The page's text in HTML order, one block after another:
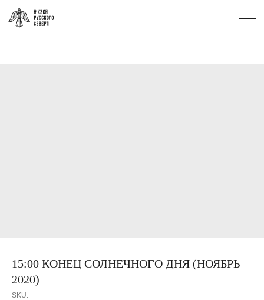
15:00 КОНЕЦ СОЛНЕЧНОГО ДНЯ (НОЯБРЬ
2020)
SKU: